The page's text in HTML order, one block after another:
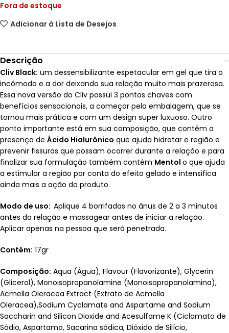
Fora de estoque
Adicionar à Lista de Desejos
Descrição
Cliv Black: um dessensibilizante espetacular em gel que tira o
incômodo e a dor deixando sua relação muito mais prazerosa.
Essa nova versão do Cliv possui 3 pontos chaves com
benefícios sensacionais, a começar pela embalagem, que se
tornou mais prática e com um design super luxuoso. Outro
ponto importante está em sua composição, que contém a
presença de Ácido Hialurônico que ajuda hidratar e região e
prevenir fissuras que possam ocorrer durante a relação e para
finalizar sua formulação também contém Mentol o que ajuda
a estimular a região por conta do efeito gelado e intensifica
ainda mais a ação do produto.
Modo de uso: Aplique 4 borrifadas no ânus de 2 a 3 minutos
antes da relação e massagear antes de iniciar a relação.
Aplicar apenas na pessoa que será penetrada.
Contém: 17gr
Composição: Aqua (Água), Flavour (Flavorizante), Glycerin
(Glicerol), Monoisopropanolamine (Monoisopropanolamina),
Acmella Oleracea Extract (Extrato de Acmella
Oleracea),Sodium Cyclamate and Aspartame and Sodium
Saccharin and Silicon Dioxide and Acesulfame K (Ciclamato de
Sódio, Aspartamo, Sacarina sódica, Dióxido de Silício,